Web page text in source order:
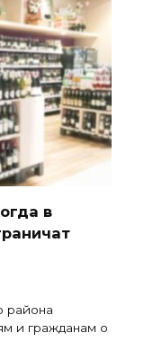
в
района
и гражданам о